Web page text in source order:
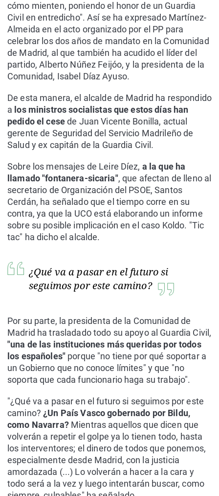
cómo mienten, poniendo el honor de un Guardia
Civil en entredicho". Así se ha expresado Martínez-
Almeida en el acto organizado por el PP para
celebrar los dos años de mandato en la Comunidad
de Madrid, al que también ha acudido el líder del
partido, Alberto Núñez Feijóo, y la presidenta de la
Comunidad, Isabel Díaz Ayuso.
De esta manera, el alcalde de Madrid ha respondido
a los ministros socialistas que estos días han
pedido el cesede Juan Vicente Bonilla, actual
gerente de Seguridad del Servicio Madrileño de
Salud y ex capitán de la Guardia Civil.
Sobre los mensajes de Leire Díez, a la que ha
llamado "fontanera-sicaria", que afectan de lleno al
secretario de Organización del PSOE, Santos
Cerdán, ha señalado que el tiempo corre en su
contra, ya que la UCO está elaborando un informe
sobre su posible implicación en el caso Koldo. "Tic
tac" ha dicho el alcalde.
¿Qué va a pasar en el futuro si
seguimos por este camino?
Por su parte, la presidenta de la Comunidad de
Madrid ha trasladado todo su apoyo al Guardia Civil,
"una de las instituciones más queridas por todos
los españoles" porque "no tiene por qué soportar a
un Gobierno que no conoce límites" y que "no
soporta que cada funcionario haga su trabajo".
"¿Qué va a pasar en el futuro si seguimos por este
camino? ¿Un País Vasco gobernado por Bildu,
como Navarra? Mientras aquellos que dicen que
volverán a repetir el golpe ya lo tienen todo, hasta
los interventores; el dinero de todos que ponemos,
especialmente desde Madrid, con la justicia
amordazada (...) Lo volverán a hacer a la cara y
todo será a la vez y luego intentarán buscar, como